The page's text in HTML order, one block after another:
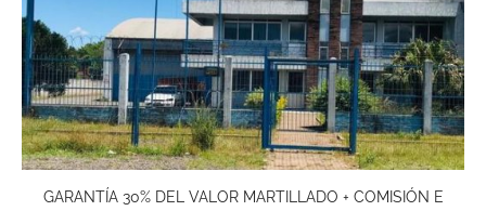
GARANTÍA 30% DEL VALOR MARTILLADO + COMISIÓN E